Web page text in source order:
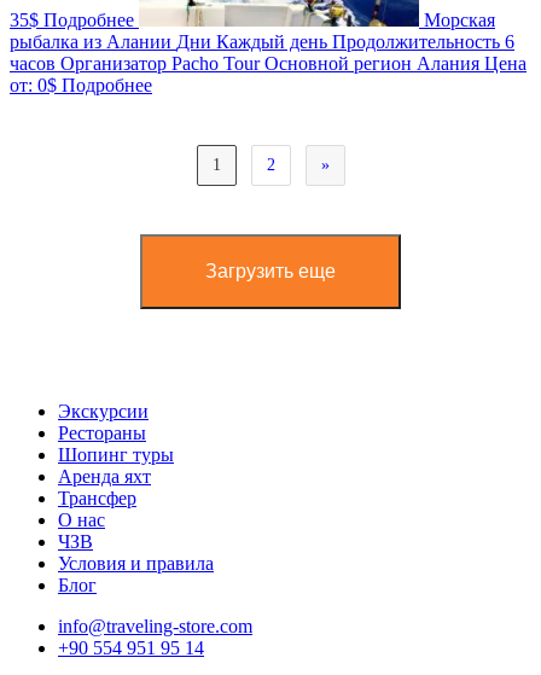
35$ Подробнее
Морская
рыбалка из Алании Дни Каждый день Продолжительность 6
часов Организатор Pacho TourОсновной регион Алания Цена
от: 0$ Подробнее
1 2 »
Загрузить еще
Экскурсии
Рестораны
Шопинг туры
Аренда яхт
Трансфер
О нас
ЧЗВ
Условия и правила
Блог
info@traveling-store.com
+90 554 951 95 14